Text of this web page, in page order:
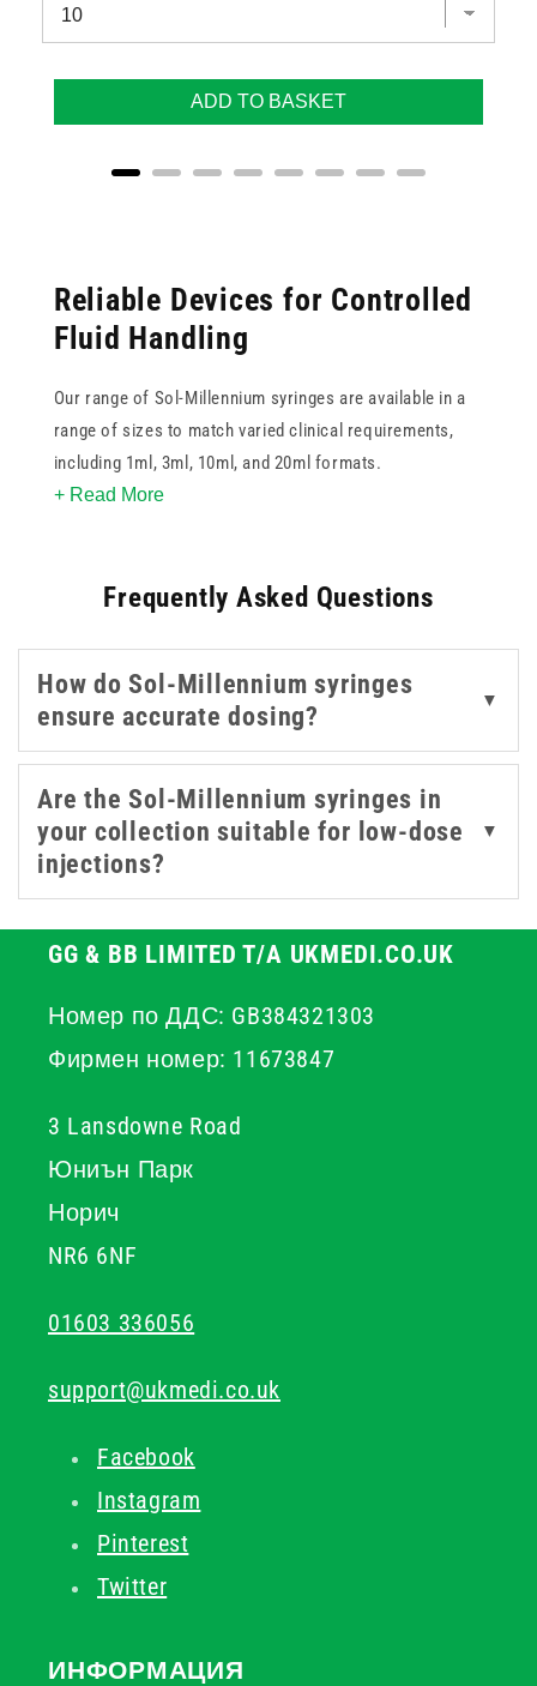
ADD TO BASKET
Reliable Devices for Controlled
Fluid Handling
Our range of Sol-Millennium syringes are available in a
range of sizes to match varied clinical requirements,
including 1ml, 3ml, 10ml, and 20ml formats.
features a highly transparent barrel with clearly marked,
dosage accuracy. The precision-fit plunger allows for
exceptionally smooth and controlled movement,
minimising the risk of splashback or sudden pressure
changes during fluid transfer. Choosing this brand
means selecting instruments that support efficient and
accurate patient care.
+ Read More
Frequently Asked Questions
How do Sol-Millennium syringes
ensure accurate dosing?
▼
Are the Sol-Millennium syringes in
your collection suitable for low-dose
injections?
▼
GG & BB LIMITED T/A UKMEDI.CO.UK
Номер по ДДС: GB384321303
Фирмен номер: 11673847
3 Lansdowne Road
Юниън Парк
Норич
NR6 6NF
01603 336056
support@ukmedi.co.uk
Facebook
Instagram
Pinterest
Twitter
ИНФОРМАЦИЯ